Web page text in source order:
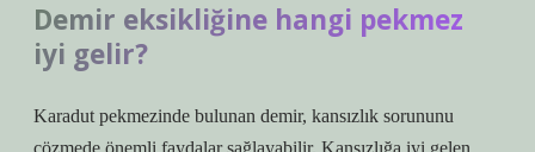
Demir eksikliğine hangi pekmez
iyi gelir?
Karadut pekmezinde bulunan demir, kansızlık sorununu
çözmede önemli faydalar sağlayabilir. Kansızlığa iyi gelen